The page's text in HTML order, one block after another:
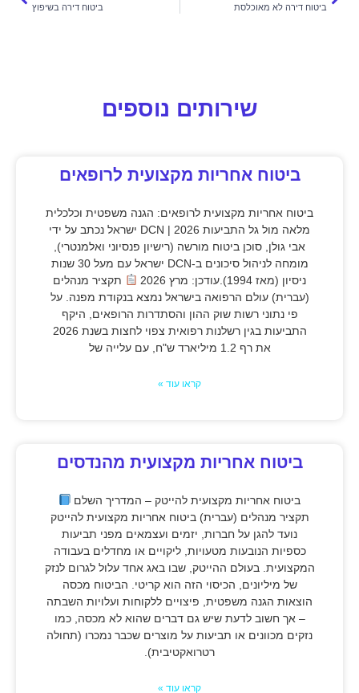
ביטוח דירה לא מאוכלסת ביטוח דירה בשיפוץ
שירותים נוספים
ביטוח אחריות מקצועית לרופאים
ביטוח אחריות מקצועית לרופאים: הגנה משפטית וכלכלית
מלאה מול גל התביעות 2026 | DCN ישראל נכתב על ידי
אבי גולן, סוכן ביטוח מורשה (רישיון פנסיוני ואלמנטרי),
מומחה לניהול סיכונים ב-DCN ישראל עם מעל 30 שנות
ניסיון (מאז 1994).עודכן: מרץ 2026
תקציר מנהלים
(עברית) עולם הרפואה בישראל נמצא בנקודת מפנה. על
פי נתוני רשות שוק ההון והסתדרות הרופאים, היקף
התביעות בגין רשלנות רפואית צפוי לחצות בשנת 2026
את רף 1.2 מיליארד ש"ח, עם עלייה של
קראו עוד »
ביטוח אחריות מקצועית מהנדסים
ביטוח אחריות מקצועית להייטק – המדריך השלם
תקציר מנהלים (עברית) ביטוח אחריות מקצועית להייטק
נועד להגן על חברות, יזמים ועצמאים מפני תביעות
כספיות הנובעות מטעויות, ליקויים או מחדלים בעבודה
המקצועית. בעולם ההייטק, שבו באג אחד עלול לגרום לנזק
של מיליונים, הכיסוי הזה הוא קריטי. הביטוח מכסה
הוצאות הגנה משפטית, פיצויים ללקוחות ועלויות השבתה
– אך חשוב לדעת שיש גם דברים שהוא לא מכסה, כמו
נזקים מכוונים או תביעות על מוצרים שכבר נמכרו (תחולה
רטרואקטיבית).
קראו עוד »